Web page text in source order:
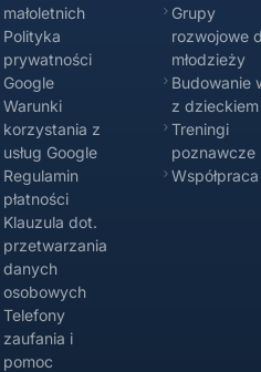
małoletnich
Polityka
prywatności
Google
Warunki
korzystania z
usług Google
Regulamin
płatności
Klauzula dot.
przetwarzania
danych
osobowych
Telefony
zaufania i
pomoc
Grupy
rozwojowe
młodzieży
Budowanie
z dzieckiem
Treningi
poznawcze
Współpraca